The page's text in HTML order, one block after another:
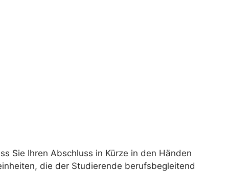
Sie Ihren Abschluss in Kürze in den Händen
die der Studierende berufsbegleitend